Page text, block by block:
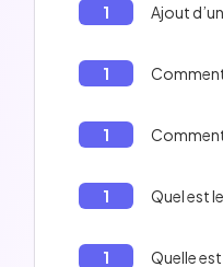
1
1
1
1
1